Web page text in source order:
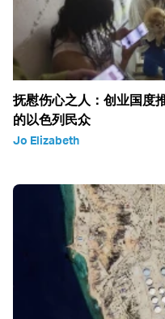
抚慰伤心之人：创业国度
的以色列民众
Jo Elizabeth